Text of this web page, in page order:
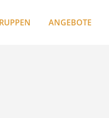
ANGEBOTE